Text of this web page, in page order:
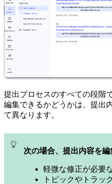
提出プロセスのすべての段階
編集できるかどうかは、提出
て異なります。
次の場合、提出内容を編
軽微な修正が必要
トピックやトラッ